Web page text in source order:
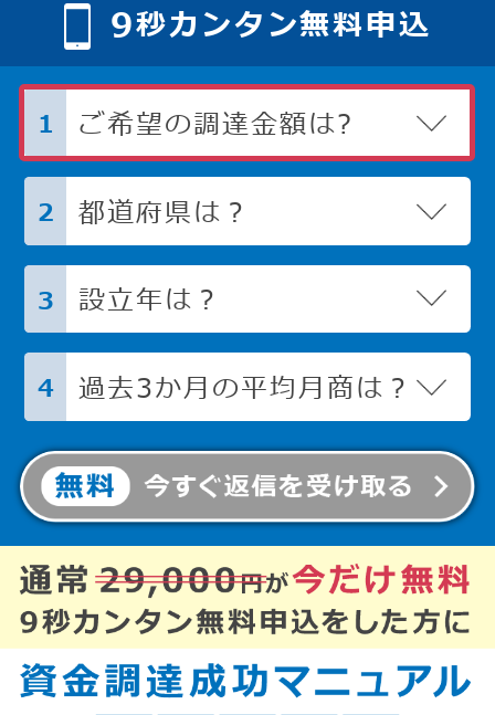
9秒カンタン無料申込
1 ご希望の調達金額は?
2 都道府県は？
3 設立年は？
4 過去3か月の平均月商は？